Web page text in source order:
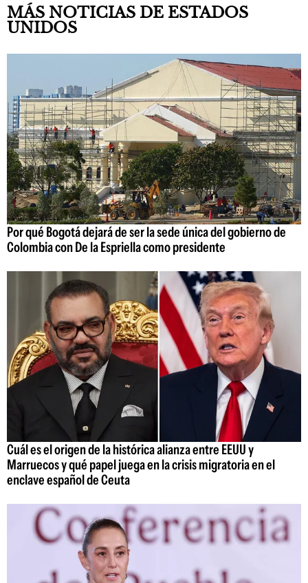
MÁS NOTICIAS DE ESTADOS
UNIDOS
Por qué Bogotá dejará de ser la sede única del gobierno de
Colombia con De la Espriella como presidente
Cuál es el origen de la histórica alianza entre EEUU y
Marruecos y qué papel juega en la crisis migratoria en el
enclave español de Ceuta